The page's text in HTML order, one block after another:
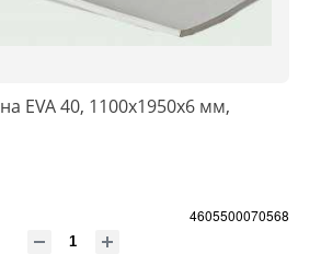
EVA 40, 1100x1950x6 мм,
4605500070568